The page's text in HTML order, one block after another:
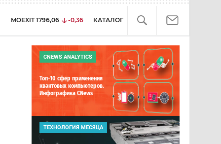
MOEXIT 1796,06 -0,36 КАТАЛОГ
CNEWS ANALYTICS
Топ-10 сфер применения
квантовых компьютеров.
Инфографика CNews
ТЕХНОЛОГИЯ МЕСЯЦА